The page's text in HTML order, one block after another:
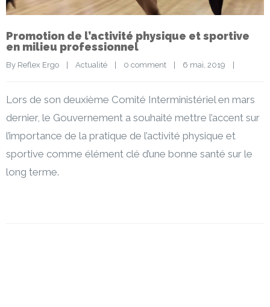
Promotion de l’activité physique et sportive
en milieu professionnel
By Reflex Ergo | Actualité | 0 comment | 6 mai, 2019 |
Lors de son deuxième Comité Interministériel en mars
dernier, le Gouvernement a souhaité mettre l’accent sur
l’importance de la pratique de l’activité physique et
sportive comme élément clé d’une bonne santé sur le
long terme.